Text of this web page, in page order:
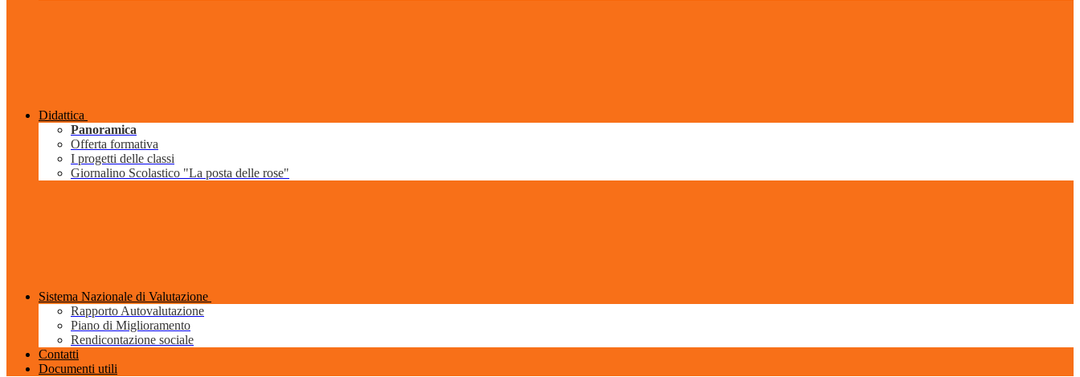
Didattica
Panoramica
Offerta formativa
I progetti delle classi
Giornalino Scolastico "La posta delle rose"
Sistema Nazionale di Valutazione
Rapporto Autovalutazione
Piano di Miglioramento
Rendicontazione sociale
Contatti
Documenti utili